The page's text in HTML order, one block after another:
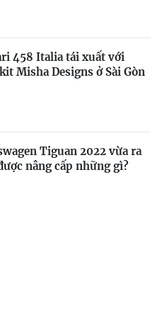
458 Italia tái xuất với
Misha Designs ở Sài Gòn
Tiguan 2022 vừa ra
nâng cấp những gì?